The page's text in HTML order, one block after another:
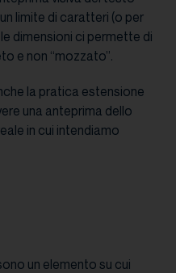
limite di caratteri (o per
dimensioni ci permette di
e non “mozzato”.
la pratica estensione
una anteprima dello
in cui intendiamo
un elemento su cui